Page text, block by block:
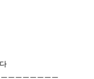
ㅡㅡㅡㅡㅡㅡㅡ